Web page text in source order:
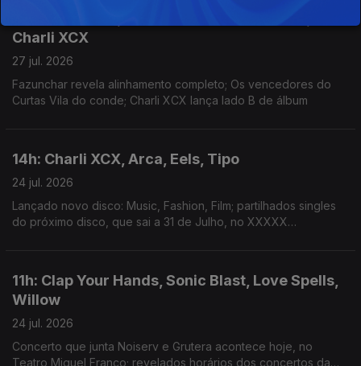
Charli XCX
27 jul. 2026
Fazunchar revela alinhamento completo; Os vencedores do
Curtas Vila do conde; Charli XCX lança lado B de álbum
14h: Charli XCX, Arca, Eels, Tipo
24 jul. 2026
Lançado novo disco: Music, Fashion, Film; partilhados singles
do próximo disco, que sai a 31 de Julho, no XXXXX
11h: Clap Your Hands, Sonic Blast, Love Spells,
Willow
24 jul. 2026
Concerto que junta Noiserv e Grutera acontece hoje, no
Teatro Miguel Franco; revelados horários dos concertos da